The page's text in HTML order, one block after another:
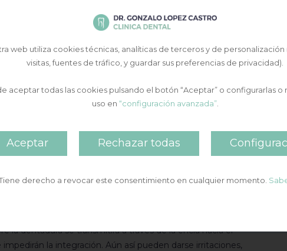
el acto quirúrgico que podrán ser aliviadas con la
parestesia de la zona operada debido al estiramiento
una cierta insensibilidad o entumecimiento temporal
a lo largo de las siguientes semanas de manera
abstenerse de utilizar la antigua prótesis puesto que
la integración de los implantes
utilizará la dentadura que se modificará incorporándole
ejerzan excesivas presiones en la zona de los implantes. Es
de consistencia dura hasta que no se confeccionen
deben de soldarse al hueso y para ello precisan de
la dentadura se transmitirá a través de la encía hacia el
la integración. Aún así pueden darse irritaciones,
web utiliza cookies técnicas, analíticas de terceros y de personalización
visitas, fuentes de tráfico, y guardar sus preferencias de privacidad).
aceptar todas las cookies pulsando el botón “Aceptar” o configurarlas o
uso en “configuración avanzada”.
Aceptar Rechazar todas
derecho a revocar este consentimiento en cualquier momento.